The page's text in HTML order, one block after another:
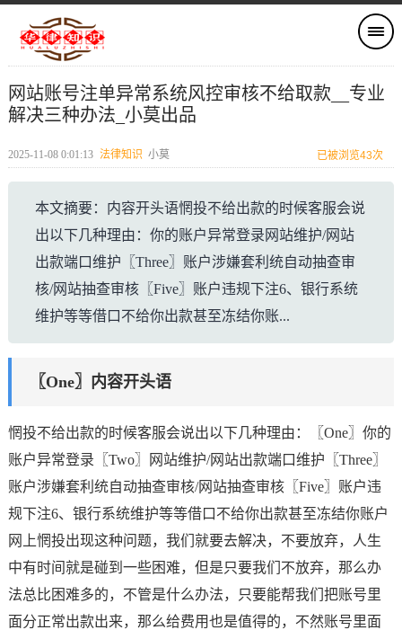
网站账号注单异常系统风控审核不给取款__专业
解决三种办法_小莫出品
2025-11-08 0:01:13 法律知识 小莫 已被浏览43次
本文摘要：内容开头语惘投不给出款的时候客服会说
出以下几种理由：你的账户异常登录网站维护/网站
出款端口维护〖Three〗账户涉嫌套利统自动抽查审
核/网站抽查审核〖Five〗账户违规下注6、银行系统
维护等等借口不给你出款甚至冻结你账...
〖One〗内容开头语
惘投不给出款的时候客服会说出以下几种理由：〖One〗你的
账户异常登录〖Two〗网站维护/网站出款端口维护〖Three〗
账户涉嫌套利统自动抽查审核/网站抽查审核〖Five〗账户违
规下注6、银行系统维护等等借口不给你出款甚至冻结你账户
网上惘投出现这种问题，我们就要去解决，不要放弃，人生
中有时间就是碰到一些困难，但是只要我们不放弃，那么办
法总比困难多的，不管是什么办法，只要能帮我们把账号里
面分正常出款出来，那么给费用也是值得的，不然账号里面